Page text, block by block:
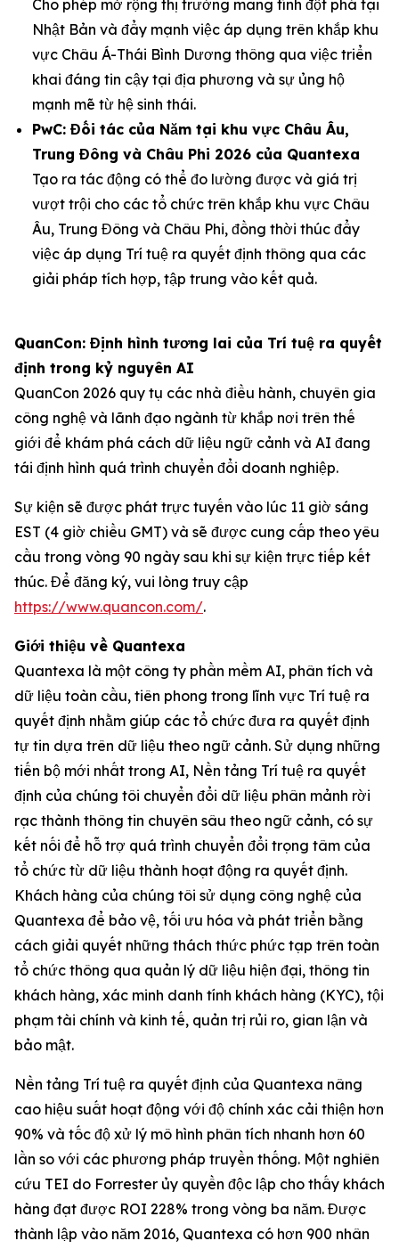
Cho phép mở rộng thị trường mang tính đột phá tại
Nhật Bản và đẩy mạnh việc áp dụng trên khắp khu
vực Châu Á-Thái Bình Dương thông qua việc triển
khai đáng tin cậy tại địa phương và sự ủng hộ
mạnh mẽ từ hệ sinh thái.
PwC: Đối tác của Năm tại khu vực Châu Âu,
Trung Đông và Châu Phi 2026 của Quantexa
Tạo ra tác động có thể đo lường được và giá trị
vượt trội cho các tổ chức trên khắp khu vực Châu
Âu, Trung Đông và Châu Phi, đồng thời thúc đẩy
việc áp dụng Trí tuệ ra quyết định thông qua các
giải pháp tích hợp, tập trung vào kết quả.
QuanCon: Định hình tương lai của Trí tuệ ra quyết
định trong kỷ nguyên AI
QuanCon 2026 quy tụ các nhà điều hành, chuyên gia
công nghệ và lãnh đạo ngành từ khắp nơi trên thế
giới để khám phá cách dữ liệu ngữ cảnh và AI đang
tái định hình quá trình chuyển đổi doanh nghiệp.
Sự kiện sẽ được phát trực tuyến vào lúc 11 giờ sáng
EST (4 giờ chiều GMT) và sẽ được cung cấp theo yêu
cầu trong vòng 90 ngày sau khi sự kiện trực tiếp kết
thúc. Để đăng ký, vui lòng truy cập
https://www.quancon.com/.
Giới thiệu về Quantexa
Quantexa là một công ty phần mềm AI, phân tích và
dữ liệu toàn cầu, tiên phong trong lĩnh vực Trí tuệ ra
quyết định nhằm giúp các tổ chức đưa ra quyết định
tự tin dựa trên dữ liệu theo ngữ cảnh. Sử dụng những
tiến bộ mới nhất trong AI, Nền tảng Trí tuệ ra quyết
định của chúng tôi chuyển đổi dữ liệu phân mảnh rời
rạc thành thông tin chuyên sâu theo ngữ cảnh, có sự
kết nối để hỗ trợ quá trình chuyển đổi trọng tâm của
tổ chức từ dữ liệu thành hoạt động ra quyết định.
Khách hàng của chúng tôi sử dụng công nghệ của
Quantexa để bảo vệ, tối ưu hóa và phát triển bằng
cách giải quyết những thách thức phức tạp trên toàn
tổ chức thông qua quản lý dữ liệu hiện đại, thông tin
khách hàng, xác minh danh tính khách hàng (KYC), tội
phạm tài chính và kinh tế, quản trị rủi ro, gian lận và
bảo mật.
Nền tảng Trí tuệ ra quyết định của Quantexa nâng
cao hiệu suất hoạt động với độ chính xác cải thiện hơn
90% và tốc độ xử lý mô hình phân tích nhanh hơn 60
lần so với các phương pháp truyền thống. Một nghiên
cứu TEI do Forrester ủy quyền độc lập cho thấy khách
hàng đạt được ROI 228% trong vòng ba năm. Được
thành lập vào năm 2016, Quantexa có hơn 900 nhân